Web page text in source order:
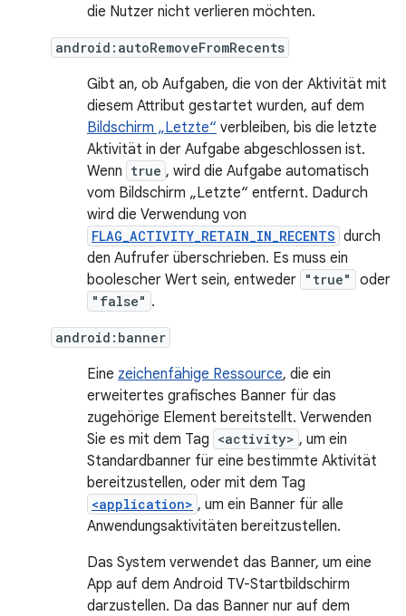
die Nutzer nicht verlieren möchten.
android:autoRemoveFromRecents
Gibt an, ob Aufgaben, die von der Aktivität mit
diesem Attribut gestartet wurden, auf dem
Bildschirm „Letzte“ verbleiben, bis die letzte
Aktivität in der Aufgabe abgeschlossen ist.
Wenn true , wird die Aufgabe automatisch
vom Bildschirm „Letzte“ entfernt. Dadurch
wird die Verwendung von
FLAG_ACTIVITY_RETAIN_IN_RECENTS durch
den Aufrufer überschrieben. Es muss ein
boolescher Wert sein, entweder "true" oder
"false" .
android:banner
Eine zeichenfähige Ressource, die ein
erweitertes grafisches Banner für das
zugehörige Element bereitstellt. Verwenden
Sie es mit dem Tag <activity> , um ein
Standardbanner für eine bestimmte Aktivität
bereitzustellen, oder mit dem Tag
<application> , um ein Banner für alle
Anwendungsaktivitäten bereitzustellen.
Das System verwendet das Banner, um eine
App auf dem Android TV-Startbildschirm
darzustellen. Da das Banner nur auf dem